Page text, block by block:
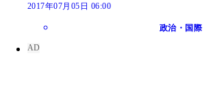
2017年07月05日 06:00
政治・国際